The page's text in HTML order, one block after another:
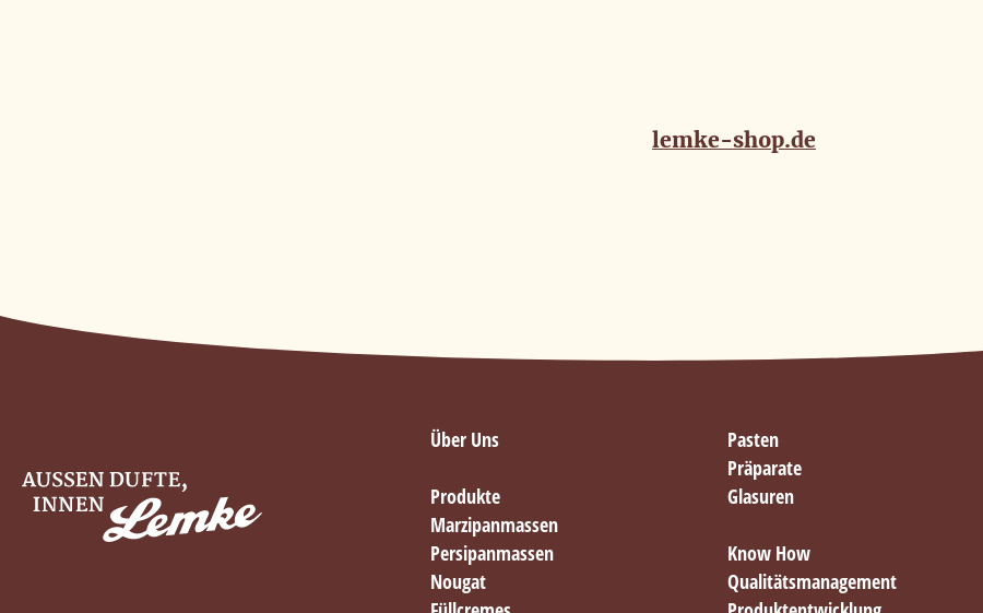
lemke-shop.de
Über Uns
Produkte
Marzipanmassen
Persipanmassen
Nougat
Pasten
Präparate
Glasuren
Know How
Qualitätsmanagement